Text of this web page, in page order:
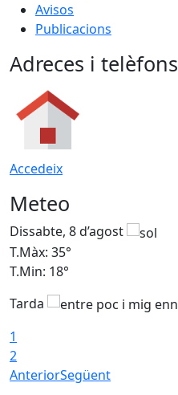
Avisos
Publicacions
Adreces i telèfons
Accedeix
Meteo
Dissabte, 8 d’agost
T.Màx: 35°
T.Min: 18°
Tarda
1
2
AnteriorSegüent